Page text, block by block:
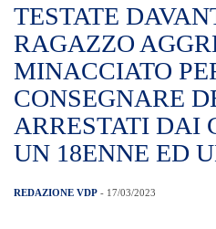
TESTATE
RAGAZZO
MINACCIATO
CONSEGNARE
ARRESTATI DAI
UN 18ENNE ED
REDAZIONE VDP - 17/03/2023